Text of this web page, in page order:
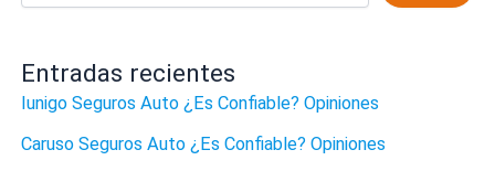
Entradas recientes
Iunigo Seguros Auto ¿Es Confiable? Opiniones
Caruso Seguros Auto ¿Es Confiable? Opiniones